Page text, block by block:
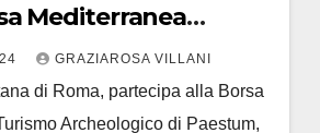
Mediterranea
GRAZIAROSA VILLANI
di Roma, partecipa alla Borsa
Archeologico di Paestum,